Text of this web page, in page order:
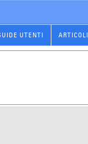
UTENTI ARTICOLI